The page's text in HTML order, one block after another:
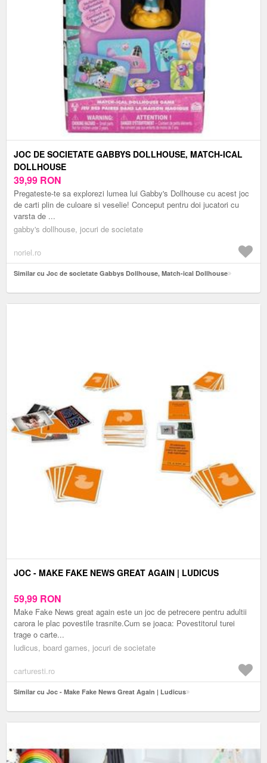
JOC DE SOCIETATE GABBYS DOLLHOUSE, MATCH-ICAL
DOLLHOUSE
39,99 RON
Pregateste-te sa explorezi lumea lui Gabby's Dollhouse cu acest joc
de carti plin de culoare si veselie! Conceput pentru doi jucatori cu
varsta de ...
gabby's dollhouse, jocuri de societate
noriel.ro
Similar cu Joc de societate Gabbys Dollhouse, Match-ical Dollhouse
JOC - MAKE FAKE NEWS GREAT AGAIN | LUDICUS
59,99 RON
Make Fake News great again este un joc de petrecere pentru adultii
carora le plac povestile trasnite.Cum se joaca: Povestitorul turei
trage o carte...
ludicus, board games, jocuri de societate
carturesti.ro
Similar cu Joc - Make Fake News Great Again | Ludicus